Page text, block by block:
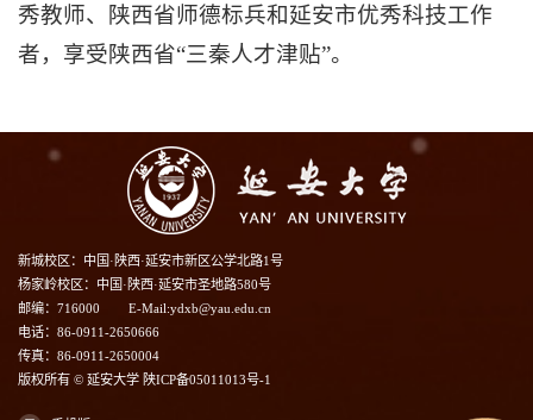
秀教师、陕西省师德标兵和延安市优秀科技工作
者，享受陕西省“三秦人才津贴”。
新城校区：中国·陕西·延安市新区公学北路1号
杨家岭校区：中国·陕西·延安市圣地路580号
邮编：716000
E-Mail:ydxb@yau.edu.cn
电话：86-0911-2650666
传真：86-0911-2650004
版权所有 © 延安大学 陕ICP备05011013号-1